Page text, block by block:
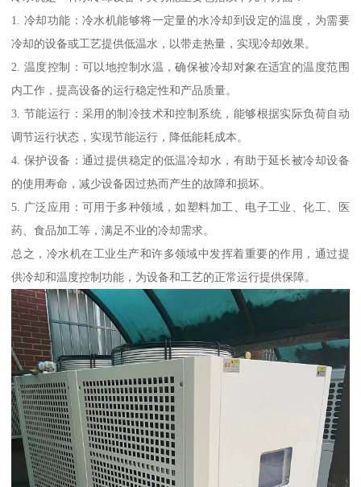
1. 冷却功能：冷水机能够将一定量的水冷却到设定的温度，为需要
冷却的设备或工艺提供低温水，以带走热量，实现冷却效果。
2. 温度控制：可以地控制水温，确保被冷却对象在适宜的温度范围
内工作，提高设备的运行稳定性和产品质量。
3. 节能运行：采用的制冷技术和控制系统，能够根据实际负荷自动
调节运行状态，实现节能运行，降低能耗成本。
4. 保护设备：通过提供稳定的低温冷却水，有助于延长被冷却设备
的使用寿命，减少设备因过热而产生的故障和损坏。
5. 广泛应用：可用于多种领域，如塑料加工、电子工业、化工、医
药、食品加工等，满足不业的冷却需求。
总之，冷水机在工业生产和许多领域中发挥着重要的作用，通过提
供冷却和温度控制功能，为设备和工艺的正常运行提供保障。